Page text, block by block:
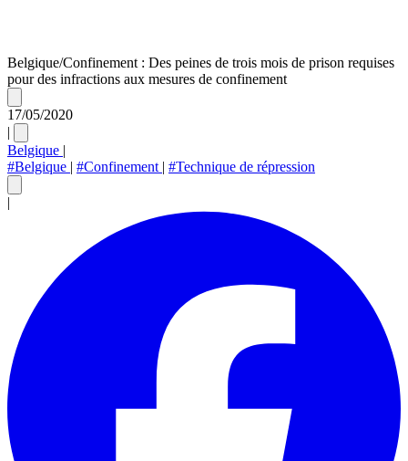
Belgique/Confinement : Des peines de trois mois de prison requises
pour des infractions aux mesures de confinement
17/05/2020
|
Belgique |
#Belgique | #Confinement | #Technique de répression
|